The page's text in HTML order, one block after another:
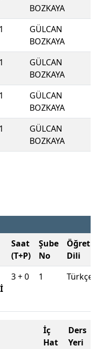
BOZKAYA
1
GÜLCAN
BOZKAYA
1
GÜLCAN
BOZKAYA
1
GÜLCAN
BOZKAYA
1
GÜLCAN
BOZKAYA
Saat
(T+P)
Şube
No
Öğretim
Dili
3 + 0 1 Türkçe
İç
Hat
Ders
Yeri